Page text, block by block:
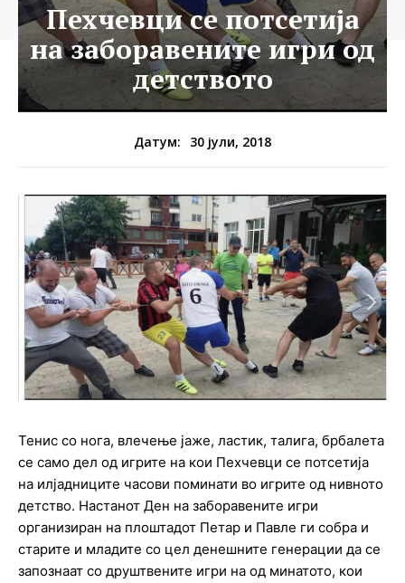
Пехчевци се потсетија
на заборавените игри од
детството
Датум: 30 јули, 2018
Тенис со нога, влечење јаже, ластик, талига, брбалета
се само дел од игрите на кои Пехчевци се потсетија
на илјадниците часови поминати во игрите од нивното
детство. Настанот Ден на заборавените игри
организиран на плоштадот Петар и Павле ги собра и
старите и младите со цел денешните генерации да се
запознаат со друштвените игри на од минатото, кои